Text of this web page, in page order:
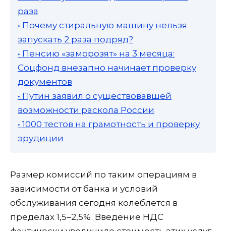
раза
• Почему стиральную машину нельзя
запускать 2 раза подряд?
• Пенсию «заморозят» на 3 месяца:
Соцфонд внезапно начинает проверку
документов
• Путин заявил о существовавшей
возможности раскола России
• 1000 тестов на грамотность и проверку
эрудиции
Размер комиссий по таким операциям в
зависимости от банка и условий
обслуживания сегодня колеблется в
пределах 1,5–2,5%. Введение НДС